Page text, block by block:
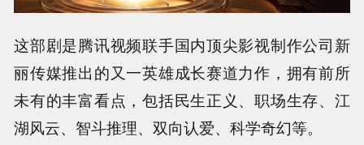
这部剧是腾讯视频联手国内顶尖影视制作公司新
丽传媒推出的又一英雄成长赛道力作，拥有前所
未有的丰富看点，包括民生正义、职场生存、江
湖风云、智斗推理、双向认爱、科学奇幻等。